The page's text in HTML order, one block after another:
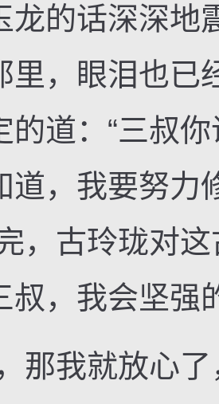
话深深地
里，眼泪也已
的道：“三叔
道，我要努力
，古玲珑对
叔，我会坚强
我就放心了